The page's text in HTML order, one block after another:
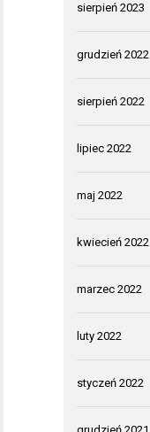
sierpień 2023
grudzień 2022
sierpień 2022
lipiec 2022
maj 2022
kwiecień 2022
marzec 2022
luty 2022
styczeń 2022